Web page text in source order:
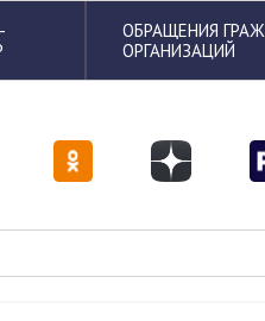
ОБРАЩЕНИЯ
ОРГАНИЗАЦИЙ